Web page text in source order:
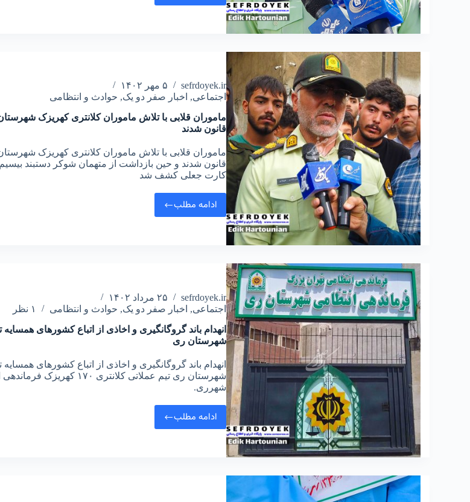
sefrdoyek.ir
۵ مهر ۱۴۰۲
اجتماعی, اخبار صفر دو یک, حوادث و انتظامی
ماموران قلابی با تلاش ماموران کلانتری کهریزک
قانون شدند
ماموران قلابی با تلاش ماموران کلانتری کهریزک
قانون شدند و حین بازداشت از متهمان شوکر دستبند
کارت جعلی کشف شد
ادامه مطلب
sefrdoyek.ir
۲۵ مرداد ۱۴۰۲
اجتماعی, اخبار صفر دو یک, حوادث و انتظامی
۱ نظر
انهدام باند گروگانگیری و اخاذی از اتباع کشورهای
شهرستان ری
انهدام باند گروگانگیری و اخاذی از اتباع کشورهای
شهرستان ری تیم عملاتی کلانتری ۱۷۰
شهرری.
ادامه مطلب